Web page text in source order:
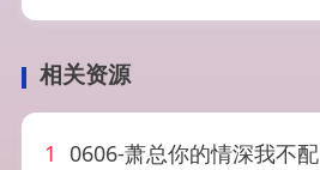
相关资源
1
0606-萧总你的情深我不配